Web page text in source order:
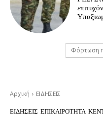
Φόρτωση